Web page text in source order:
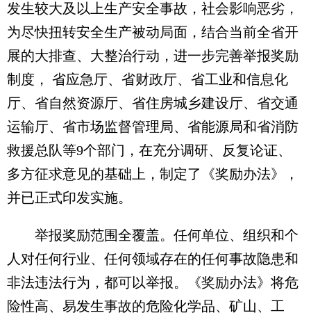
发生较大及以上生产安全事故，社会影响恶劣，
为尽快扭转安全生产被动局面，结合当前全省开
展的大排查、大整治行动，进一步完善举报奖励
制度， 省应急厅、省财政厅、省工业和信息化
厅、省自然资源厅、省住房城乡建设厅、省交通
运输厅、省市场监督管理局、省能源局和省消防
救援总队等9个部门，在充分调研、反复论证、
多方征求意见的基础上，制定了《奖励办法》，
并已正式印发实施。
举报奖励范围全覆盖。任何单位、组织和个
人对任何行业、任何领域存在的任何事故隐患和
非法违法行为，都可以举报。《奖励办法》将危
险性高、易发生事故的危险化学品、矿山、工